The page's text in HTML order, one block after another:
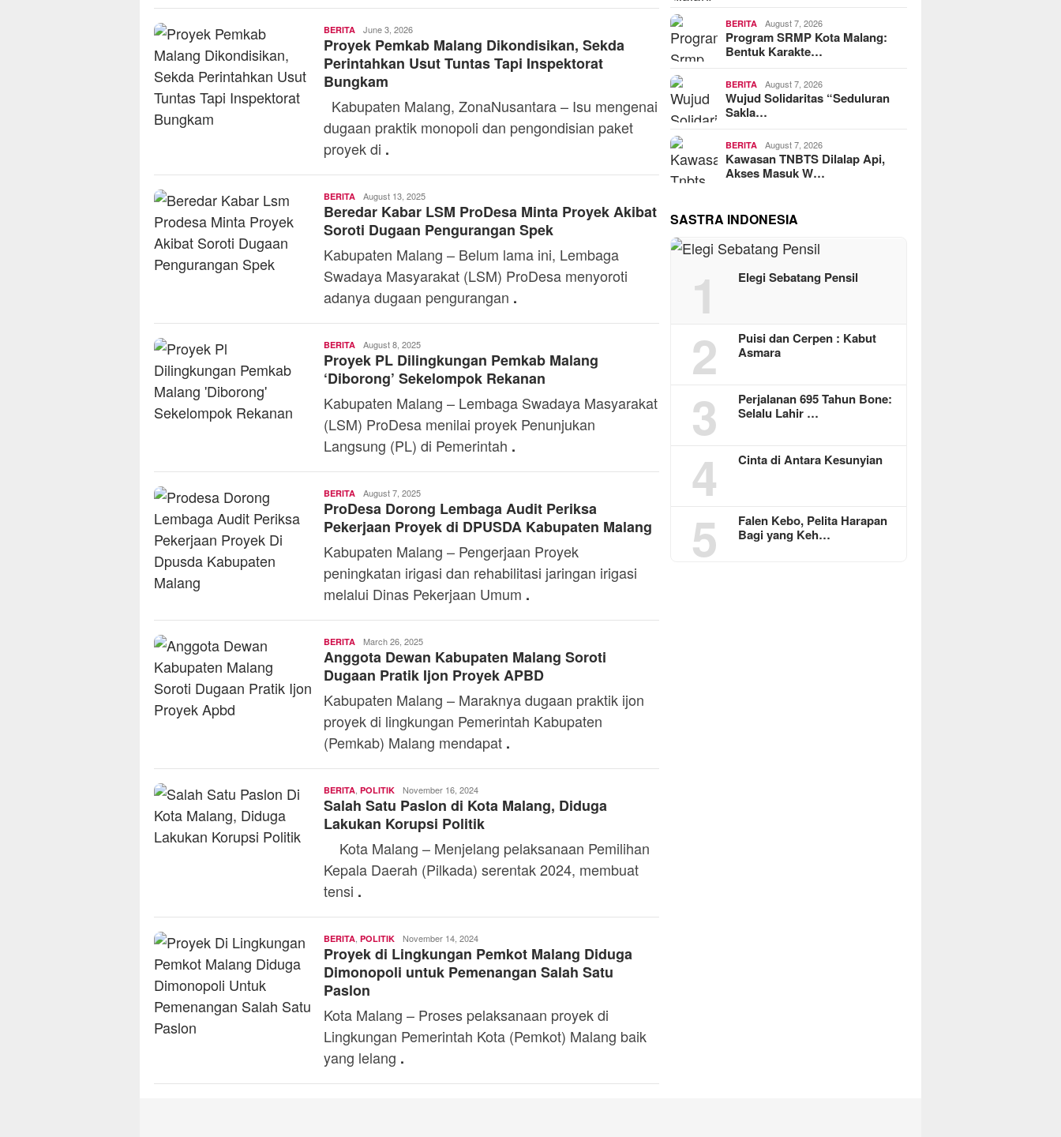
BERITA Toski
Dermaleksana
June 3, 2026
Proyek Pemkab Malang Dikondisikan, Sekda
Perintahkan Usut Tuntas Tapi Inspektorat
Bungkam
Kabupaten Malang, ZonaNusantara – Isu mengenai
dugaan praktik monopoli dan pengondisian paket
proyek di .
BERITA Toski
Dermaleksana
August 13, 2025
Beredar Kabar LSM ProDesa Minta Proyek Akibat
Soroti Dugaan Pengurangan Spek
Kabupaten Malang – Belum lama ini, Lembaga
Swadaya Masyarakat (LSM) ProDesa menyoroti
adanya dugaan pengurangan .
BERITA Toski
Dermaleksana
August 8, 2025
Proyek PL Dilingkungan Pemkab Malang
‘Diborong’ Sekelompok Rekanan
Kabupaten Malang – Lembaga Swadaya Masyarakat
(LSM) ProDesa menilai proyek Penunjukan
Langsung (PL) di Pemerintah .
BERITA Toski
Dermaleksana
August 7, 2025
ProDesa Dorong Lembaga Audit Periksa
Pekerjaan Proyek di DPUSDA Kabupaten Malang
Kabupaten Malang – Pengerjaan Proyek
peningkatan irigasi dan rehabilitasi jaringan irigasi
melalui Dinas Pekerjaan Umum .
BERITA Toski
Dermaleksana
March 26, 2025
Anggota Dewan Kabupaten Malang Soroti
Dugaan Pratik Ijon Proyek APBD
Kabupaten Malang – Maraknya dugaan praktik ijon
proyek di lingkungan Pemerintah Kabupaten
(Pemkab) Malang mendapat .
BERITA POLITIK Toski
Dermaleksana
November 16, 2024
Salah Satu Paslon di Kota Malang, Diduga
Lakukan Korupsi Politik
Kota Malang – Menjelang pelaksanaan Pemilihan
Kepala Daerah (Pilkada) serentak 2024, membuat
tensi .
BERITA POLITIK Toski
Dermaleksana
November 14, 2024
Proyek di Lingkungan Pemkot Malang Diduga
Dimonopoli untuk Pemenangan Salah Satu
Paslon
Kota Malang – Proses pelaksanaan proyek di
Lingkungan Pemerintah Kota (Pemkot) Malang baik
yang lelang .
BERITA August 7, 2026
Program SRMP Kota Malang:
Bentuk Karakte…
BERITA August 7, 2026
Wujud Solidaritas “Seduluran
Sakla…
BERITA August 7, 2026
Kawasan TNBTS Dilalap Api,
Akses Masuk W…
SASTRA INDONESIA
1 Elegi Sebatang Pensil
2
Puisi dan Cerpen : Kabut
Asmara
3
Perjalanan 695 Tahun Bone:
Selalu Lahir …
4 Cinta di Antara Kesunyian
5
Falen Kebo, Pelita Harapan
Bagi yang Keh…